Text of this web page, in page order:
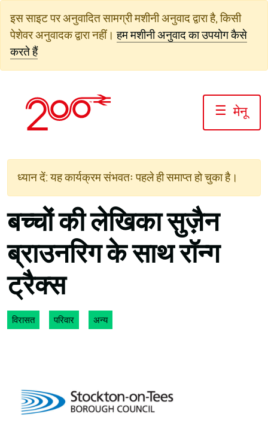
जाएं
इस साइट पर अनुवादित सामग्री मशीनी अनुवाद द्वारा है, किसी
पेशेवर अनुवादक द्वारा नहीं। हम मशीनी अनुवाद का उपयोग कैसे
करते हैं
☰ मेनू
ध्यान दें: यह कार्यक्रम संभवतः पहले ही समाप्त हो चुका है।
बच्चों की लेखिका सुज़ैन
ब्राउनरिग के साथ रॉन्ग
ट्रैक्स
विरासत परिवार अन्य